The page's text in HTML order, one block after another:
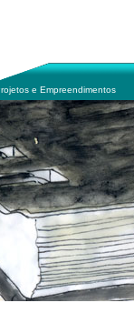
e Empreendimentos